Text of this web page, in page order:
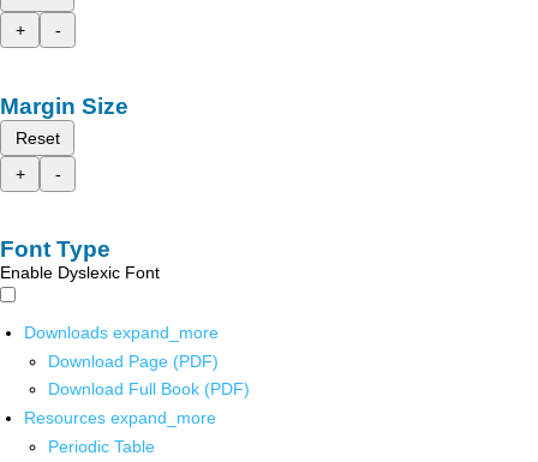
+
-
Margin Size
Reset
+
-
Font Type
Enable Dyslexic Font
Downloads expand_more
Download Page (PDF)
Download Full Book (PDF)
Resources expand_more
Periodic Table